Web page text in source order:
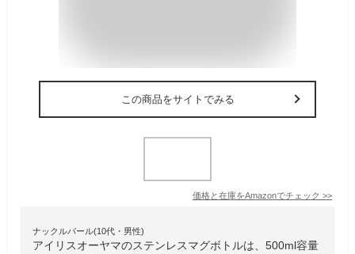
この商品をサイトでみる
価格と在庫をAmazonでチェック >>
ナックルバール(10代・男性)
アイリスオーヤマのステンレスマグボトルは、500ml容量